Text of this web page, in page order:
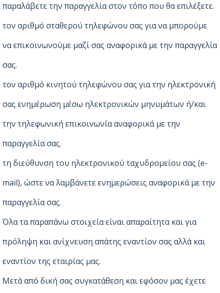
παραλάβετε την παραγγελία στον τόπο που θα επιλέξετε.
τον αριθμό σταθερού τηλεφώνου σας για να μπορούμε
να επικοινωνούμε μαζί σας αναφορικά με την παραγγελία
σας.
τον αριθμό κινητού τηλεφώνου σας για την ηλεκτρονική
σας ενημέρωση μέσω ηλεκτρονικών μηνυμάτων ή/και
την τηλεφωνική επικοινωνία αναφορικά με την
παραγγελία σας.
τη διεύθυνση του ηλεκτρονικού ταχυδρομείου σας (e-
mail), ώστε να λαμβάνετε ενημερώσεις αναφορικά με την
παραγγελία σας.
Όλα τα παραπάνω στοιχεία είναι απαραίτητα και για
πρόληψη και ανίχνευση απάτης εναντίον σας αλλά και
εναντίον της εταιρίας μας.
Μετά από δική σας συγκατάθεση και εφόσον μας έχετε